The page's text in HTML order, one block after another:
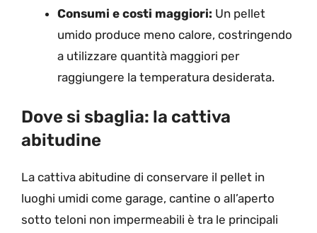
Consumi e costi maggiori: Un pellet
umido produce meno calore, costringendo
a utilizzare quantità maggiori per
raggiungere la temperatura desiderata.
Dove si sbaglia: la cattiva
abitudine
La cattiva abitudine di conservare il pellet in
luoghi umidi come garage, cantine o all’aperto
sotto teloni non impermeabili è tra le principali